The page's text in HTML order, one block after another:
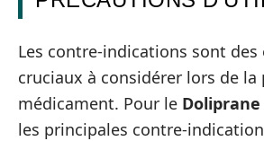
Les contre-indications sont des
cruciaux à considérer lors de
médicament. Pour le Doliprane
les principales contre-